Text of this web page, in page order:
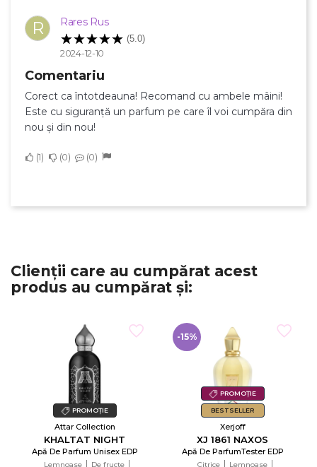
R Rares Rus
(5.0)
2024-12-10
Comentariu
Corect ca întotdeauna! Recomand cu ambele mâini!
Este cu siguranță un parfum pe care îl voi cumpăra din
nou și din nou!
1 0 0
Clienții care au cumpărat acest
produs au cumpărat și:
PROMOȚIE
Attar Collection
KHALTAT NIGHT
Apă De Parfum Unisex EDP
Lemnoase De fructe
PROMOȚIE
BESTSELLER
-15%
Xerjoff
XJ 1861 NAXOS
Apă De ParfumTester EDP
Citrice Lemnoase